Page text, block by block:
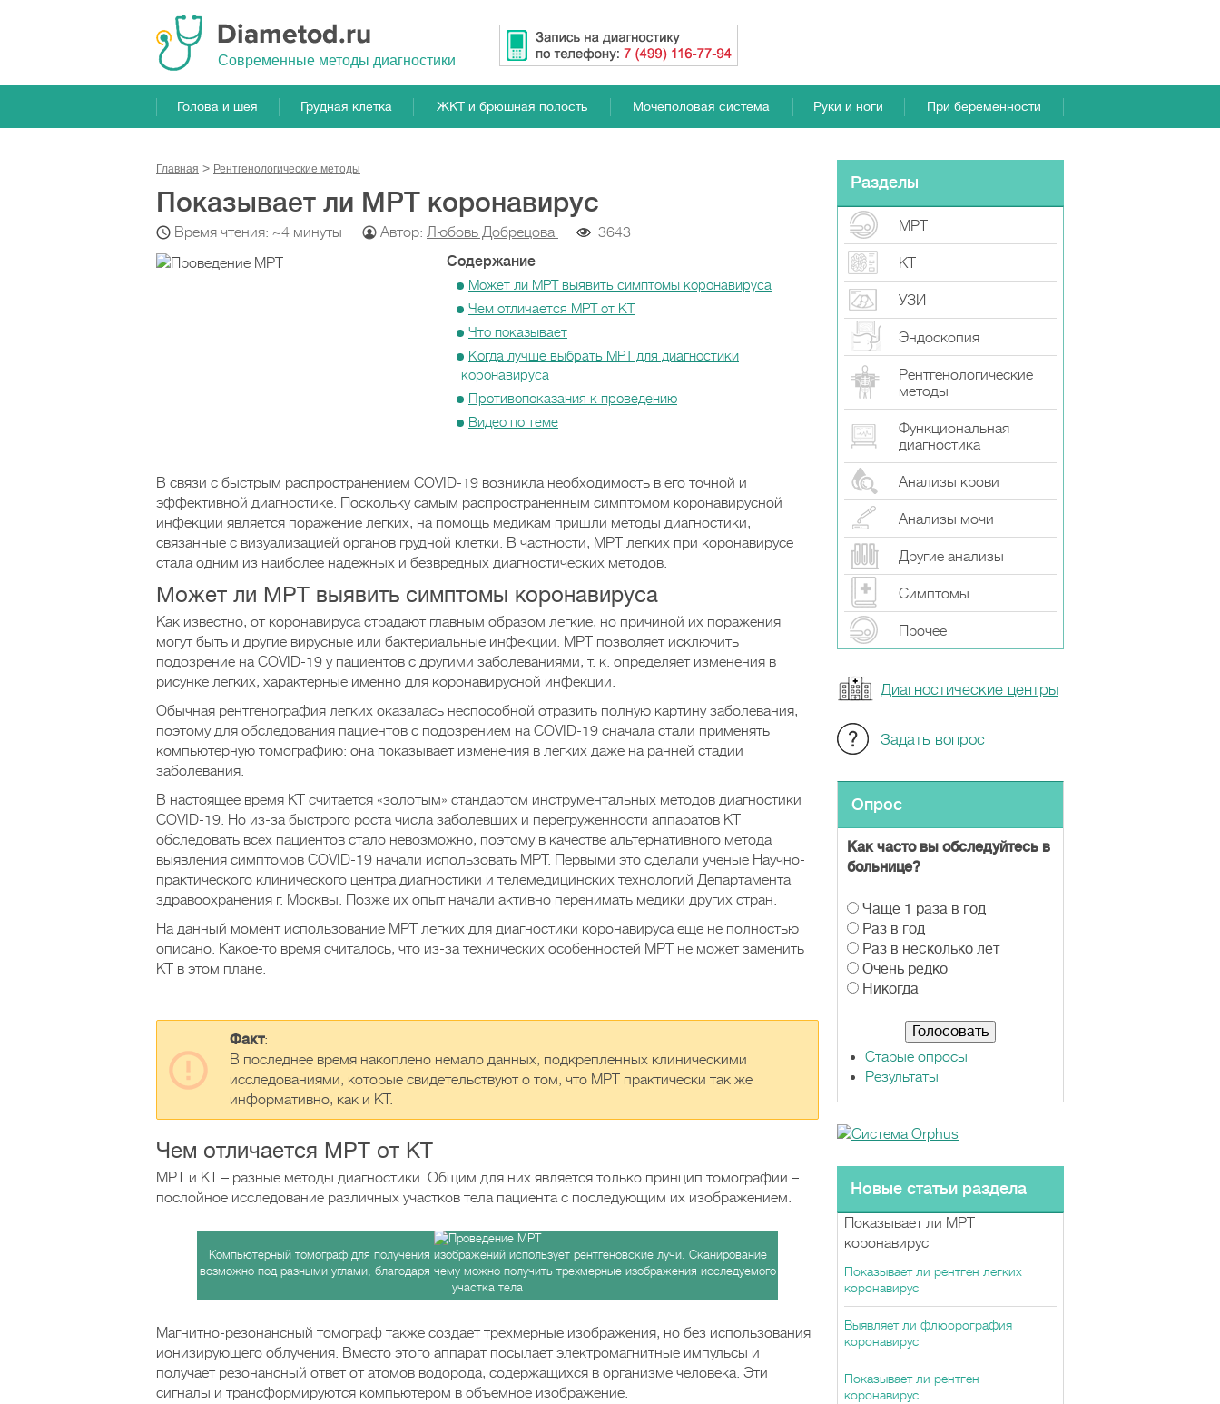
Cовременные методы диагностики
Голова и шея Грудная клетка ЖКТ и брюшная полость Мочеполовая система Руки и ноги При беременности
Главная Рентгенологические методы
Показывает ли МРТ коронавирус
Время чтения: ~4 минуты Автор: Любовь Добрецова
3643
Содержание
Может ли МРТ выявить симптомы коронавируса
Чем отличается МРТ от КТ
Что показывает
Когда лучше выбрать МРТ для диагностики
коронавируса
Противопоказания к проведению
Видео по теме
В связи с быстрым распространением COVID-19 возникла необходимость в его точной и
эффективной диагностике. Поскольку самым распространенным симптомом коронавирусной
инфекции является поражение легких, на помощь медикам пришли методы диагностики,
связанные с визуализацией органов грудной клетки. В частности, МРТ легких при коронавирусе
стала одним из наиболее надежных и безвредных диагностических методов.
Может ли МРТ выявить симптомы коронавируса
Как известно, от коронавируса страдают главным образом легкие, но причиной их поражения
могут быть и другие вирусные или бактериальные инфекции. МРТ позволяет исключить
подозрение на COVID-19 у пациентов с другими заболеваниями, т. к. определяет изменения в
рисунке легких, характерные именно для коронавирусной инфекции.
Обычная рентгенография легких оказалась неспособной отразить полную картину заболевания,
поэтому для обследования пациентов с подозрением на COVID-19 сначала стали применять
компьютерную томографию: она показывает изменения в легких даже на ранней стадии
заболевания.
В настоящее время КТ считается «золотым» стандартом инструментальных методов диагностики
COVID-19. Но из-за быстрого роста числа заболевших и перегруженности аппаратов КТ
обследовать всех пациентов стало невозможно, поэтому в качестве альтернативного метода
выявления симптомов COVID-19 начали использовать МРТ. Первыми это сделали ученые Научно-
практического клинического центра диагностики и телемедицинских технологий Департамента
здравоохранения г. Москвы. Позже их опыт начали активно перенимать медики других стран.
На данный момент использование МРТ легких для диагностики коронавируса еще не полностью
описано. Какое-то время считалось, что из-за технических особенностей МРТ не может заменить
КТ в этом плане.
Факт:
В последнее время накоплено немало данных, подкрепленных клиническими
исследованиями, которые свидетельствуют о том, что МРТ практически так же
информативно, как и КТ.
Чем отличается МРТ от КТ
МРТ и КТ – разные методы диагностики. Общим для них является только принцип томографии –
послойное исследование различных участков тела пациента с последующим их изображением.
Компьютерный томограф для получения изображений использует рентгеновские лучи. Сканирование
возможно под разными углами, благодаря чему можно получить трехмерные изображения исследуемого
участка тела
Магнитно-резонансный томограф также создает трехмерные изображения, но без использования
ионизирующего облучения. Вместо этого аппарат посылает электромагнитные импульсы и
получает резонансный ответ от атомов водорода, содержащихся в организме человека. Эти
сигналы и трансформируются компьютером в объемное изображение.
Разделы
МРТ
КТ
УЗИ
Эндоскопия
Рентгенологические
методы
Функциональная
диагностика
Анализы крови
Анализы мочи
Другие анализы
Симптомы
Прочeе
Диагностические центры
Задать вопрос
Опрос
Как часто вы обследуйтесь в
больнице?
В
а
р
и
а
Чаще 1 раза в год
Раз в год
Раз в несколько лет
Очень редко
Никогда
Старые опросы
Результаты
Новые статьи раздела
Показывает ли МРТ
коронавирус
Показывает ли рентген легких
коронавирус
Выявляет ли флюорография
коронавирус
Показывает ли рентген
коронавирус